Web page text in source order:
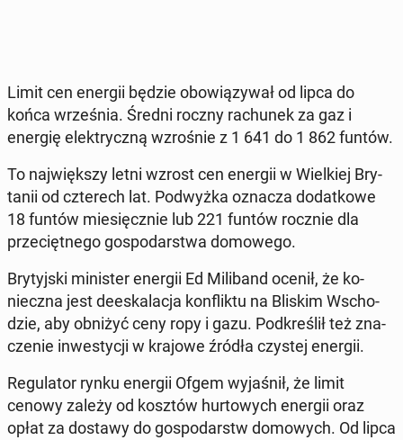
Limit cen energii będzie obo­wią­zy­wał od lipca do
końca wrze­śnia. Średni roczny ra­chu­nek za gaz i
energię elek­trycz­ną wzro­śnie z 1 641 do 1 862 funtów.
To naj­więk­szy letni wzrost cen energii w Wiel­kiej Bry­
ta­nii od czte­rech lat. Pod­wyż­ka oznacza do­dat­ko­we
18 funtów mie­sięcz­nie lub 221 funtów rocznie dla
prze­cięt­ne­go go­spo­dar­stwa do­mo­we­go.
Bry­tyj­ski mi­ni­ster energii Ed Mi­li­band ocenił, że ko­
niecz­na jest de­eska­la­cja kon­flik­tu na Bliskim Wscho­
dzie, aby obniżyć ceny ropy i gazu. Pod­kre­ślił też zna­
cze­nie in­we­sty­cji w krajowe źródła czystej energii.
Re­gu­la­tor rynku energii Ofgem wy­ja­śnił, że limit
cenowy zależy od kosztów hur­to­wych energii oraz
opłat za dostawy do go­spo­darstw do­mo­wych. Od lipca